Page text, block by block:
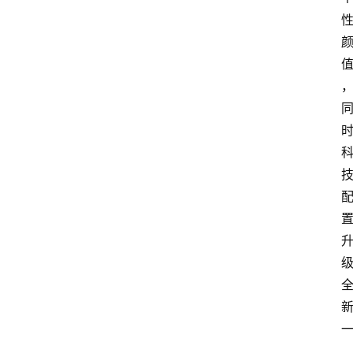
性
颜
值
，
同
时
科
技
配
置
升
级
全
新
一